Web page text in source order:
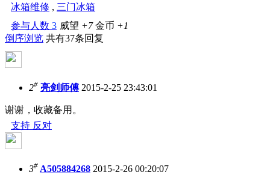
冰箱维修 , 三门冰箱
参与人数 3 威望 +7金币 +1
倒序浏览 共有37条回复
2# 亮剑师傅2015-2-25 23:43:01
谢谢，收藏备用。
支持 反对
3# A505884268 2015-2-26 00:20:07